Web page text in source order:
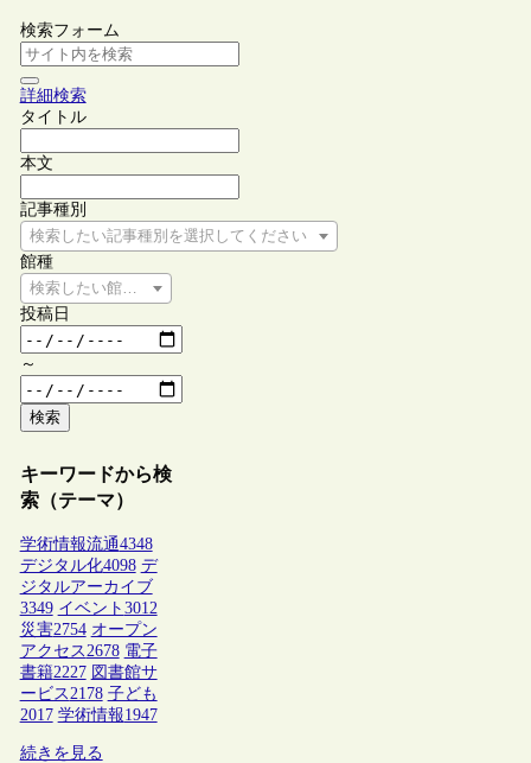
検索フォーム
詳細検索
タイトル
本文
記事種別
検索したい記事種別を選択してください
館種
検索したい館種を選択してください
投稿日
～
検索
キーワードから検
索（テーマ）
学術情報流通4348
デジタル化4098 デ
ジタルアーカイブ
3349 イベント 3012
災害2754 オープン
アクセス 2678 電子
書籍2227 図書館サ
ービス 2178 子ども
2017 学術情報1947
続きを見る